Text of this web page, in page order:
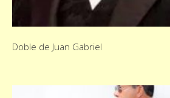
Doble de Juan Gabriel